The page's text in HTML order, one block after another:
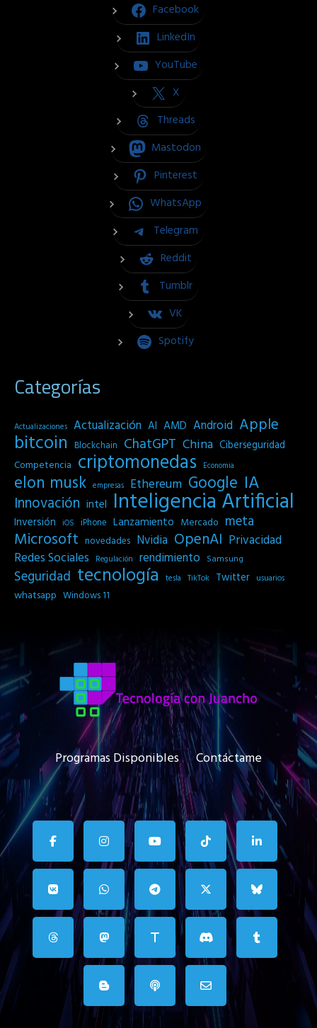
Facebook
LinkedIn
YouTube
X
Threads
Mastodon
Pinterest
WhatsApp
Telegram
Reddit
Tumblr
VK
Spotify
Categorías
Actualizaciones Actualización AI AMD Android Apple
bitcoin Blockchain ChatGPT China Ciberseguridad
Competencia criptomonedas Economia
elon musk empresas Ethereum Google IA
Innovación intel Inteligencia Artificial
Inversión iOS iPhone Lanzamiento Mercado meta
Microsoft novedades Nvidia OpenAI Privacidad
Redes Sociales
Regulación rendimiento Samsung
Seguridad tecnología tesla TikTok Twitter usuarios
whatsapp Windows 11
Programas Disponibles Contáctame